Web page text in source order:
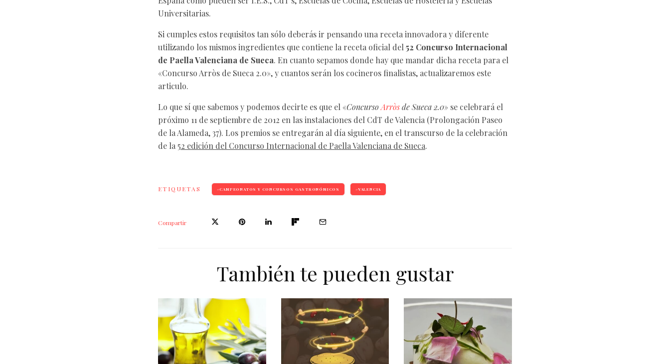
Universitarias.
Si cumples estos requisitos tan sólo deberás ir pensando una receta innovadora y diferente
utilizando los mismos ingredientes que contiene la receta oficial del 52 Concurso Internacional
de Paella Valenciana de Sueca. En cuanto sepamos donde hay que mandar dicha receta para el
«Concurso Arròs de Sueca 2.0», y cuantos serán los cocineros finalistas, actualizaremos este
articulo.
Lo que sí que sabemos y podemos decirte es que el «Concurso Arròsde Sueca 2.0» se celebrará el
próximo 11 de septiembre de 2012 en las instalaciones del CdT de Valencia (Prolongación Paseo
de la Alameda, 37). Los premios se entregarán al día siguiente, en el transcurso de la celebración
de la 52 edición del Concurso Internacional de Paella Valenciana de Sueca.
ETIQUETAS CAMPEONATOS Y CONCURSOS GASTRONÓMICOS VALENCIA
Compartir
También te pueden gustar